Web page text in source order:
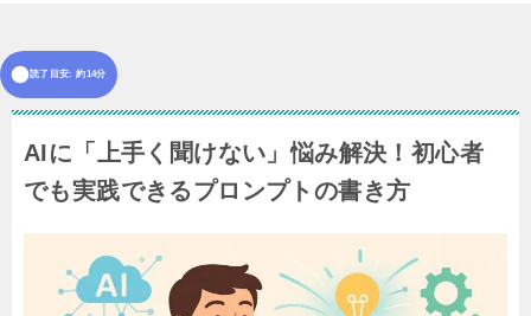
読了目安: 約14分
AIに「上手く聞けない」悩み解決！初心者
でも実践できるプロンプトの書き方